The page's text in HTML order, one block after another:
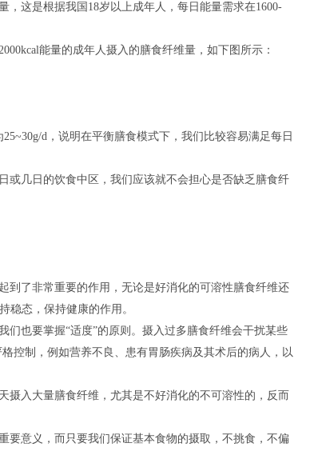
这是根据我国18岁以上成年人，每日能量需求在1600-
能量的成年人摄入的膳食纤维量，如下图所示：
d，说明在平衡膳食模式下，我们比较容易满足每日
或几日的饮食中区，我们应该就不会担心是否缺乏膳食纤
到了非常重要的作用，无论是好消化的可溶性膳食纤维还
稳态，保持健康的作用。
也要掌握“适度”的原则。摄入过多膳食纤维会干扰某些
控制，例如营养不良、患有胃肠疾病及其术后的病人，以
摄入大量膳食纤维，尤其是不好消化的不可溶性的，反而
要意义，而只要我们保证基本食物的摄取，不挑食，不偏